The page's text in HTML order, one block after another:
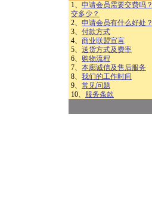
1、 申请会员需要交费吗？
交多少？
2、 申请会员有什么好处？
3、 付款方式
4、 商业联盟宣言
5、 送货方式及费率
6、 购物流程
7、 本廊诚信及售后服务
8、 我们的工作时间
9、 常见问题
10、 服务条款